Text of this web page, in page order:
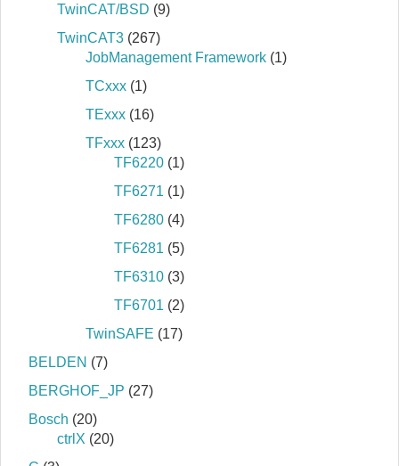
TwinCAT/BSD (9)
TwinCAT3 (267)
JobManagement Framework (1)
TCxxx (1)
TExxx (16)
TFxxx (123)
TF6220 (1)
TF6271 (1)
TF6280 (4)
TF6281 (5)
TF6310 (3)
TF6701 (2)
TwinSAFE (17)
BELDEN (7)
BERGHOF_JP (27)
Bosch (20)
ctrlX (20)